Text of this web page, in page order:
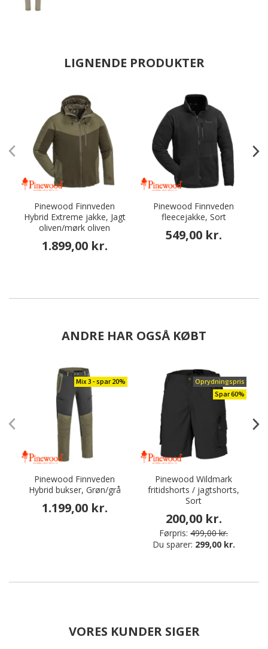
LIGNENDE PRODUKTER
Pinewood Finnveden
Hybrid Extreme jakke, Jagt
oliven/mørk oliven
1.899,00 kr.
Pinewood Finnveden
fleecejakke, Sort
549,00 kr.
ANDRE HAR OGSÅ KØBT
Mix 3 - spar 20%
Pinewood Finnveden
Hybrid bukser, Grøn/grå
1.199,00 kr.
Oprydningspris
Spar 60%
Pinewood Wildmark
fritidshorts / jagtshorts,
Sort
200,00 kr.
Førpris: 499,00 kr.
Du sparer: 299,00 kr.
VORES KUNDER SIGER